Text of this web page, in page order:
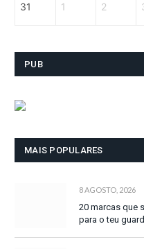
31 1 2
PUB
MAIS POPULARES
8 AGOSTO, 2026
20 marcas que
para o teu